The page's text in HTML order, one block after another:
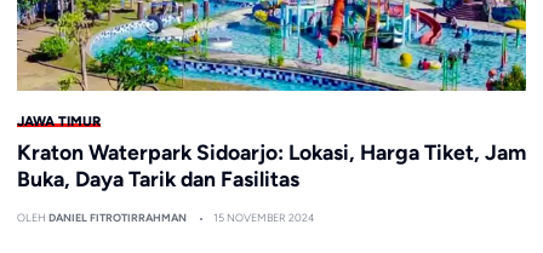
JAWA TIMUR
Kraton Waterpark Sidoarjo: Lokasi, Harga Tiket, Jam
Buka, Daya Tarik dan Fasilitas
OLEH DANIEL FITROTIRRAHMAN 15 NOVEMBER 2024